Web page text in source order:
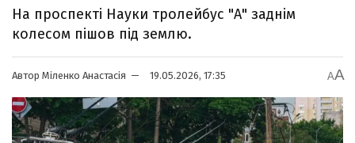
На проспекті Науки тролейбус "А" заднім
колесом пішов під землю.
Автор Міленко Анастасія 19.05.2026, 17:35 AA